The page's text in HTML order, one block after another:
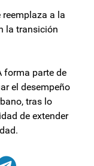
a la
la transición
forma parte de
el desempeño
tras lo
de extender